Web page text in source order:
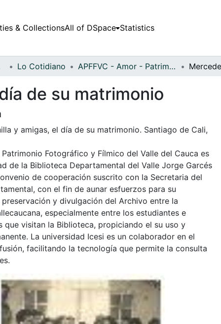
& CollectionsAll of DSpace Statistics
Lo Cotidiano APFFVC - Amor - Patrimonial
de su matrimonio
y amigas, el día de su matrimonio. Santiago de Cali,
Fotográfico y Fílmico del Valle del Cauca es
de la Biblioteca Departamental del Valle Jorge Garcés
de cooperación suscrito con la Secretaria del
con el fin de aunar esfuerzos para su
y divulgación del Archivo entre la
especialmente entre los estudiantes e
que visitan la Biblioteca, propiciando el su uso y
La universidad Icesi es un colaborador en el
facilitando la tecnología que permite la consulta